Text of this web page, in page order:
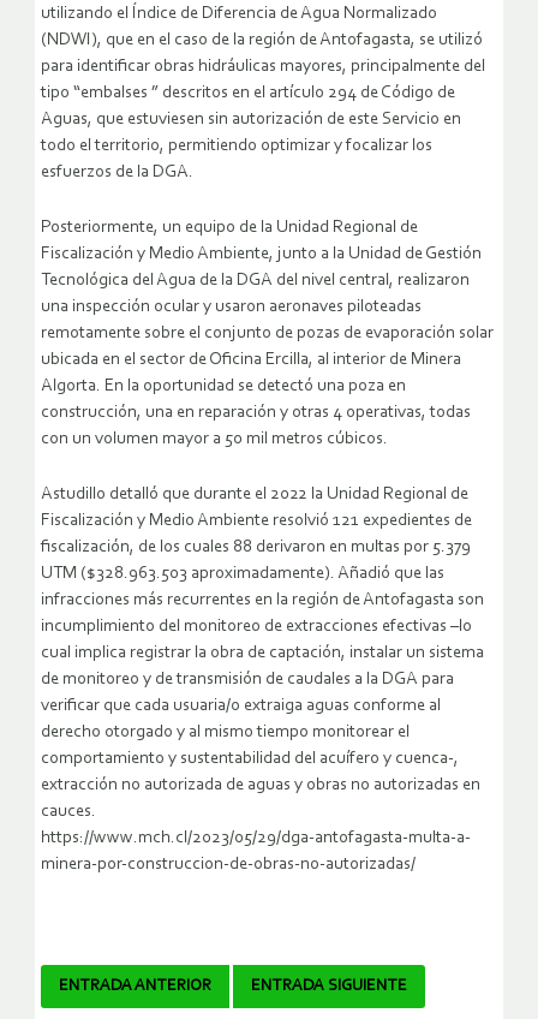
utilizando el Índice de Diferencia de Agua Normalizado
(NDWI), que en el caso de la región de Antofagasta, se utilizó
para identificar obras hidráulicas mayores, principalmente del
tipo “embalses ” descritos en el artículo 294 de Código de
Aguas, que estuviesen sin autorización de este Servicio en
todo el territorio, permitiendo optimizar y focalizar los
esfuerzos de la DGA.
Posteriormente, un equipo de la Unidad Regional de
Fiscalización y Medio Ambiente, junto a la Unidad de Gestión
Tecnológica del Agua de la DGA del nivel central, realizaron
una inspección ocular y usaron aeronaves piloteadas
remotamente sobre el conjunto de pozas de evaporación solar
ubicada en el sector de Oficina Ercilla, al interior de Minera
Algorta. En la oportunidad se detectó una poza en
construcción, una en reparación y otras 4 operativas, todas
con un volumen mayor a 50 mil metros cúbicos.
Astudillo detalló que durante el 2022 la Unidad Regional de
Fiscalización y Medio Ambiente resolvió 121 expedientes de
fiscalización, de los cuales 88 derivaron en multas por 5.379
UTM ($328.963.503 aproximadamente). Añadió que las
infracciones más recurrentes en la región de Antofagasta son
incumplimiento del monitoreo de extracciones efectivas –lo
cual implica registrar la obra de captación, instalar un sistema
de monitoreo y de transmisión de caudales a la DGA para
verificar que cada usuaria/o extraiga aguas conforme al
derecho otorgado y al mismo tiempo monitorear el
comportamiento y sustentabilidad del acuífero y cuenca-,
extracción no autorizada de aguas y obras no autorizadas en
cauces.
https://www.mch.cl/2023/05/29/dga-antofagasta-multa-a-
minera-por-construccion-de-obras-no-autorizadas/
Navegador
ENTRADA ANTERIOR ENTRADA SIGUIENTE